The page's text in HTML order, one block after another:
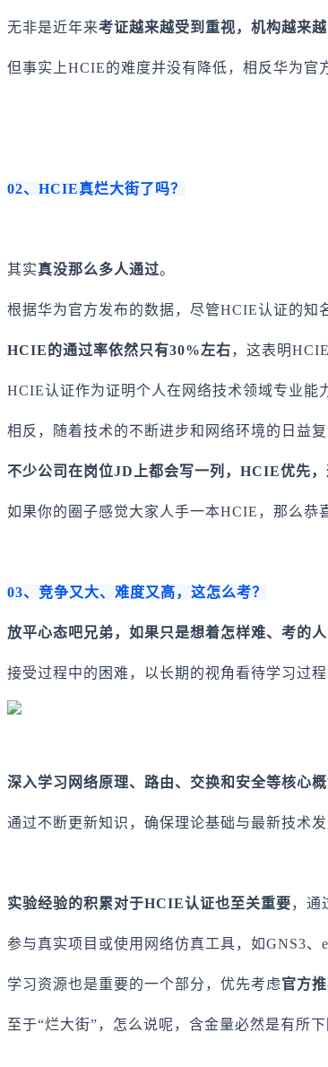
无非是近年来考证越来越受到重视，机构越来
但事实上HCIE的难度并没有降低，相反华为官
02、HCIE真烂大街了吗？
其实真没那么多人通过。
根据华为官方发布的数据，尽管HCIE认证的
HCIE的通过率依然只有30%左右，这表明
HCIE认证作为证明个人在网络技术领域专业
相反，随着技术的不断进步和网络环境的日益复
不少公司在岗位JD上都会写一列，HCIE优先
如果你的圈子感觉大家人手一本HCIE，那么恭
03、竞争又大、难度又高，这怎么考？
放平心态吧兄弟，如果只是想着怎样难、考的
接受过程中的困难，以长期的视角看待学习过程
深入学习网络原理、路由、交换和安全等核心
通过不断更新知识，确保理论基础与最新技术
实验经验的积累对于HCIE认证也至关重要，通
参与真实项目或使用网络仿真工具，如GNS3
学习资源也是重要的一个部分，优先考虑官方
至于“烂大街”，怎么说呢，含金量必然是有所